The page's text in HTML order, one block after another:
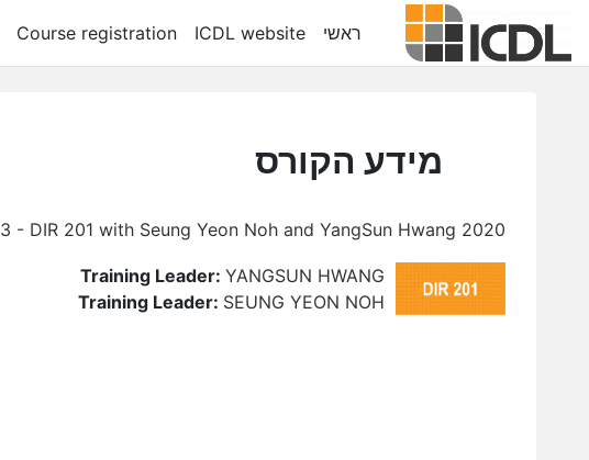
דילוג לתוכן הראשי
ראשי
ICDL website
Course registration
מידע הקורס
2020 Trimester 3 - DIR 201 with Seung Yeon Noh and YangSun Hwang
Training Leader: YANGSUN HWANG
Training Leader: SEUNG YEON NOH